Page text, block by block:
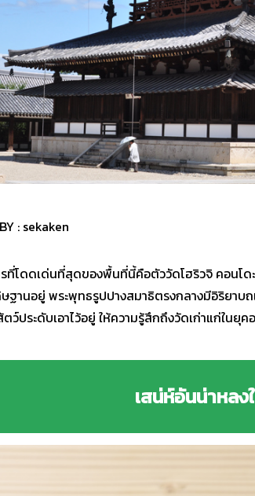
: sekaken
รที่โดดเด่นที่สุดของพื้นที่นี้คือตัววัดโฮริวจิ คอนโ
ษฐานอยู่ พระพุทธรูปปางสมาธิตรงกลางมีอิริยาบ
ว์ประดับเอาไว้อยู่ ให้ความรู้สึกถึงวัดเก่าแก่ในยุ
เสน่ห์อันน่าหลง